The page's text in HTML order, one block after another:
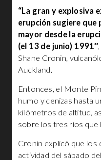
“La gran y explosiva
erupción sugiere
mayor desde la
(el 13 de junio) 1991″
Shane Cronin,
Auckland.
Entonces, el Monte
humo y cenizas hasta
kilómetros de altitud,
sobre los tres ríos que
Cronin explicó que los
actividad del sábado